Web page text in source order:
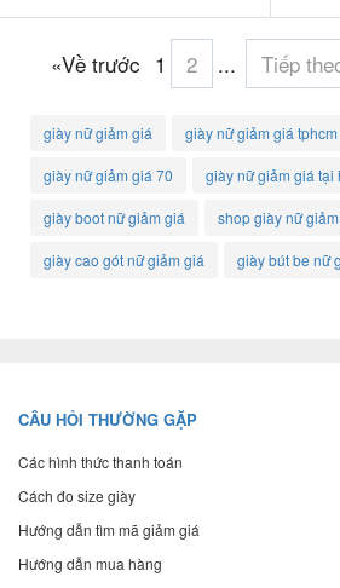
«Về trước 1 2 ... Tiếp
giày nữ giảm giá giày nữ giảm giá tphcm
giày nữ giảm giá 70 giày nữ giảm giá tại
giày boot nữ giảm giá shop giày nữ
giày cao gót nữ giảm giá giày bút be nữ
CÂU HỎI THƯỜNG GẶP
Các hình thức thanh toán
Cách đo size giày
Hướng dẫn tìm mã giảm giá
Hướng dẫn mua hàng